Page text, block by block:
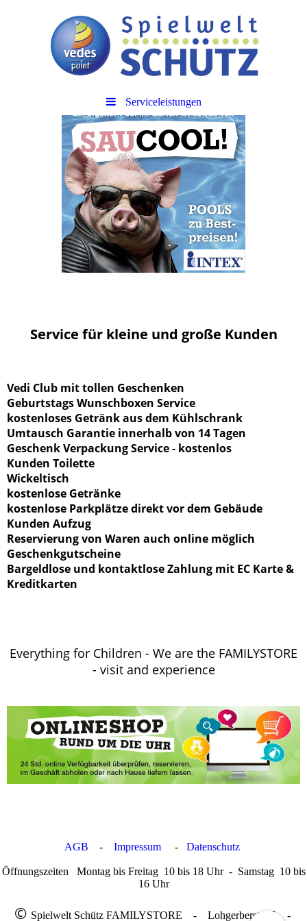
Serviceleistungen
Service für kleine und große Kunden
Vedi Club mit tollen Geschenken
Geburtstags Wunschboxen Service
kostenloses Getränk aus dem Kühlschrank
Umtausch Garantie innerhalb von 14 Tagen
Geschenk Verpackung Service - kostenlos
Kunden Toilette
Wickeltisch
kostenlose Getränke
kostenlose Parkplätze direkt vor dem Gebäude
Kunden Aufzug
Reservierung von Waren auch online möglich
Geschenkgutscheine
Bargeldlose und kontaktlose Zahlung mit EC Karte &
Kreditkarten
Everything for Children - We are the FAMILYSTORE
- visit and experience
AGB - Impressum - Datenschutz
Öffnungszeiten Montag bis Freitag 10 bis 18 Uhr - Samstag 10 bis
16 Uhr
© Spielwelt Schütz FAMILYSTORE - Lohgerberstr.15 -